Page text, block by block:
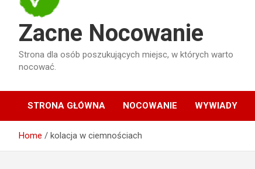
Zacne Nocowanie
Strona dla osób poszukujących miejsc, w których warto
nocować.
STRONA GŁÓWNA NOCOWANIE WYWIADY
Home kolacja w ciemnościach